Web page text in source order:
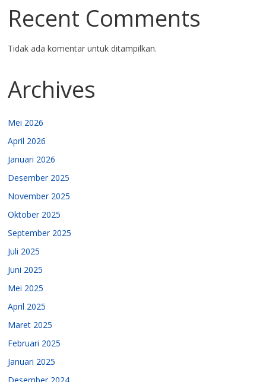
Recent Comments
Tidak ada komentar untuk ditampilkan.
Archives
Mei 2026
April 2026
Januari 2026
Desember 2025
November 2025
Oktober 2025
September 2025
Juli 2025
Juni 2025
Mei 2025
April 2025
Maret 2025
Februari 2025
Januari 2025